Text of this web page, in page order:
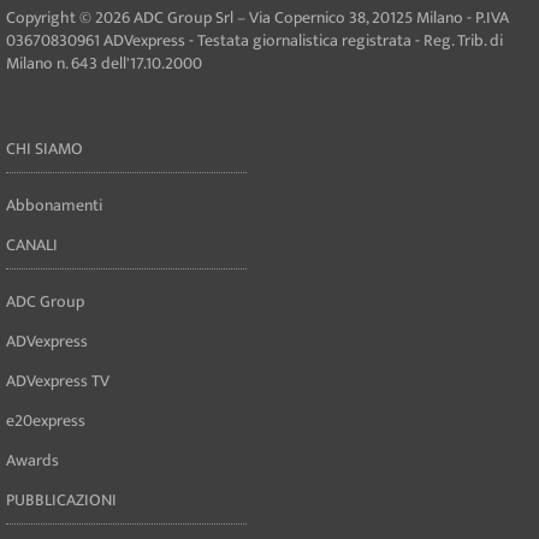
Copyright © 2026 ADC Group Srl – Via Copernico 38, 20125 Milano - P.IVA
03670830961 ADVexpress - Testata giornalistica registrata - Reg. Trib. di
Milano n. 643 dell'17.10.2000
CHI SIAMO
Abbonamenti
CANALI
ADC Group
ADVexpress
ADVexpress TV
e20express
Awards
PUBBLICAZIONI